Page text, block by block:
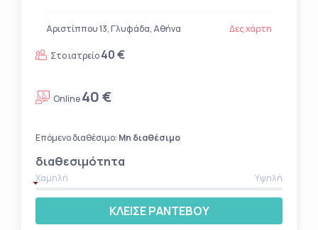
Αριστίππου 13, Γλυφάδα, Αθήνα Δες χάρτη
ΚΛΕΙΣΕ ΡΑΝΤΕΒΟΥ
διαθεσιμότητα
Χαμηλή Υψηλή
Επόμενο διαθέσιμο: Μη διαθέσιμο
Online40 €
Στο ιατρείο40 €